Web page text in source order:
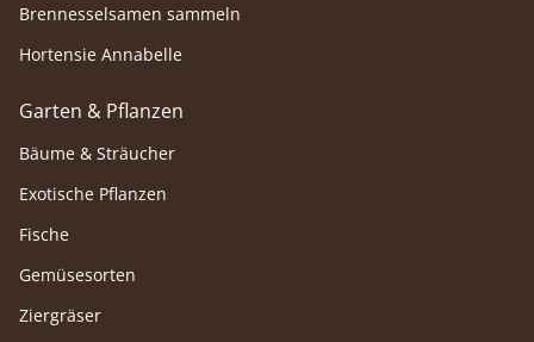
Brennesselsamen sammeln
Hortensie Annabelle
Garten & Pflanzen
Bäume & Sträucher
Exotische Pflanzen
Fische
Gemüsesorten
Ziergräser